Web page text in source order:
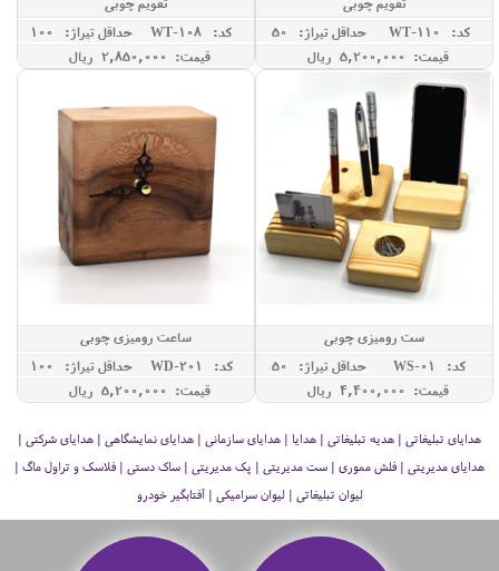
کد: WT-110
حداقل تيراژ: 50
قیمت: 5,200,000 ريال
کد: WT-108
حداقل تيراژ: 100
قیمت: 2,850,000 ريال
ست رومیزی چوبی
کد: WS-01
حداقل تيراژ: 50
قیمت: 4,400,000 ريال
ساعت رومیزی چوبی
کد: WD-201
حداقل تيراژ: 100
قیمت: 5,200,000 ريال
هدایای تبلیغاتی | هدیه تبلیغاتی | هدایا | هدایای سازمانی | هدایای نمایشگاهی | هدایای شرکتی |
هدایای مدیریتی | فلش مموری | ست مدیریتی | پک مدیریتی | ساک دستی | فلاسک و تراول ماگ |
لیوان تبلیغاتی | لیوان سرامیکی | آفتابگیر خودرو